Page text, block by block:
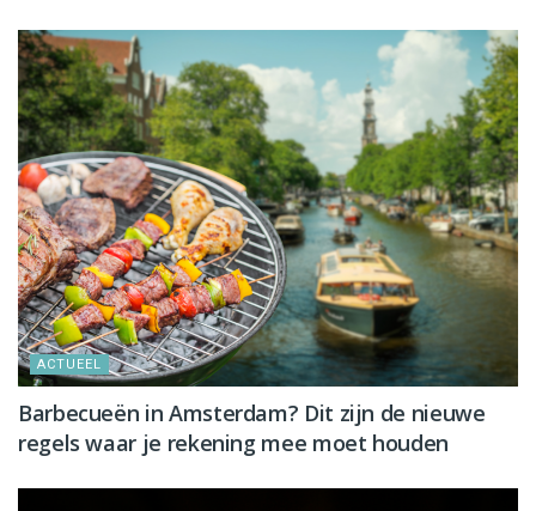
ACTUEEL
Barbecueën in Amsterdam? Dit zijn de nieuwe
regels waar je rekening mee moet houden